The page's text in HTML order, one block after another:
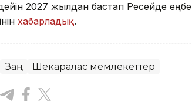
2027 жылдан бастап Ресейде
хабарладық.
Заң Шекаралас мемлекеттер